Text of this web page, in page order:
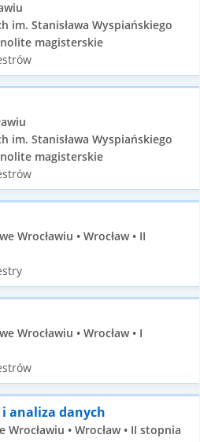
im. Stanisława Wyspiańskiego
magisterskie
im. Stanisława Wyspiańskiego
magisterskie
Wrocławiu • Wrocław • II
Wrocławiu • Wrocław • I
analiza danych
• Wrocław • II stopnia